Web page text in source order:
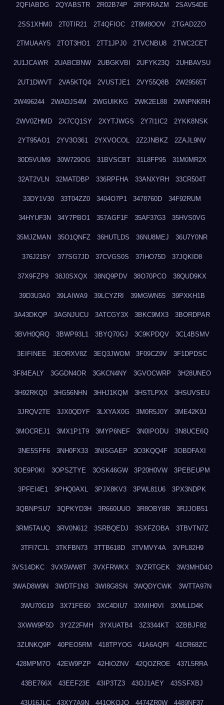
2QFIABDG 2QYABSTR 2R02B74P 2RPXRAZM 2SAV54DE
2SS1XHM0 2T0TIR21 2T4QFIOC 2T8M8OOV 2TGAD2ZO
2TMUAAY5 2TOT3HO1 2TT1JPJ0 2TVCNBU8 2TWC2CET
2U1JCAWR 2UABCBNW 2UBGKVBI 2UFYK23Q 2UHBAVSU
2UT1DWVT 2VA5KTQ4 2VUSTJE1 2VY55Q8B 2W29565T
2W496244 2WADJS4M 2WGUIKKG 2WK2EL88 2WNPNKRH
2WV0ZHMD 2X7CQ1SY 2XYTJWGS 2Y7I1IC2 2YKK8NSK
2YT95AO1 2YV3O361 2YXVOCOL 2Z2JNBKZ 2ZAJL9NV
30D5VUM9 30W729OG 31BVSCBT 31L8FP95 31M0MR2X
32AT2VLN 32MATDBP 336RPFHA 33ANXYRH 33CR504T
33DY1V30 33T04ZZ0 3404O7P1 3478760D 34F92RUM
34HYUF3N 34Y7PBO1 357AGF1F 35AF37G3 35HVS0VG
35MJZMAN 35O1QNFZ 36HUTLDS 36NU8MEJ 36U7Y0NR
376J215Y 377SG7JD 37CVGS0S 37IHO75D 37JQKID8
37X9FZP9 38J0SXQX 38NQ9PDV 38O70PCO 38QUD9KX
39D3U3A0 39LAIWA9 39LCYZRI 39MGWN55 39PXKH1B
3A43DKQP 3AGNJUCU 3ATCGY3X 3BKC9MX3 3BORDPAR
3BVH0QRQ 3BWP93L1 3BYQ70GJ 3C9KPDQV 3CL4BSMV
3EIFINEE 3EORXV8Z 3EQ3JWOM 3F09CZ9V 3F1DPDSC
3F84EALY 3GGDN4OR 3GKCN4NY 3GVOCWRP 3H28UNEO
3H92RKQ0 3HG56NHN 3HHJ1KQM 3HSTLPXX 3HSUVSEU
3JRQV2TE 3JX0QDYF 3LXYAX0G 3M0R5J0Y 3ME42K9J
3MOCREJ1 3MX1P1T9 3MYP6NEF 3N0IPODU 3N8UCE6Q
3NE5SFF6 3NH0FX33 3NISGAEP 3O3KQQ4F 3OBDFAXI
3OE9P0KI 3OPSZTYE 3OSK46GW 3P20H0VW 3PEBEUPM
3PFEI4E1 3PHQ0AXL 3PJX8KV3 3PWL81U6 3PX3NDPK
3QBNPSU7 3QPKYD3H 3R660UUO 3R8OBY8R 3RJJOB51
3RM5TAUQ 3RV0N612 3SRBQEDJ 3SXFZOBA 3TBVTN7Z
3TFI7CJL 3TKFBN73 3TTB618D 3TVMVY4A 3VPL82H9
3VS14DKC 3VX5WW8T 3VXFRWKX 3VZRTGEK 3W3MHD4O
3WAD8W9N 3WDTF1N3 3WI8G8SN 3WQDYCWK 3WTTA97N
3WU70G19 3X71FE60 3XC4DIU7 3XMIH0VI 3XMLLD4K
3XWW9P5D 3Y2Z2FMH 3YXUATB4 3Z3344KT 3ZBBJF82
3ZUNKQ9P 40PEO5RM 418TPYOG 41A6AQPI 41CR68ZC
428MPM7O 42EW9PZP 42HIOZNV 42QOZROE 437L5RRA
43BE766X 43EEF23E 43IP3TZ3 43OJ1AEY 43SSFXBJ
43U16JLC 43XY7A9N 441OKOJO 4474ZR0W 4489NF37